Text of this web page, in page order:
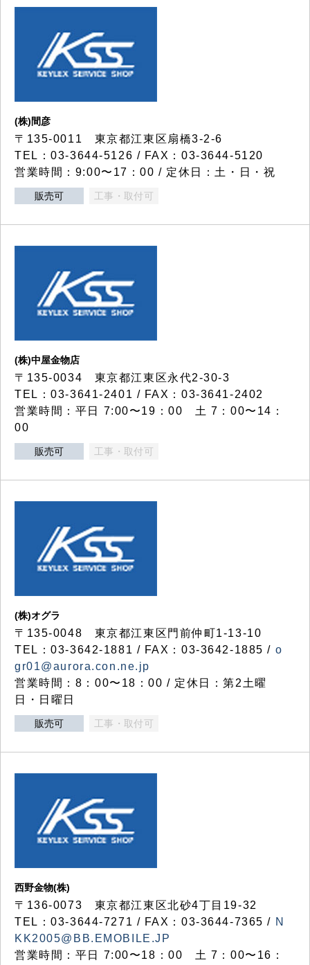
(株)間彦
〒135-0011 東京都江東区扇橋3-2-6
TEL：03-3644-5126 / FAX：03-3644-5120
営業時間：9:00〜17：00 / 定休日：土・日・祝
販売可 工事・取付可
(株)中屋金物店
〒135-0034 東京都江東区永代2-30-3
TEL：03-3641-2401 / FAX：03-3641-2402
営業時間：平日 7:00〜19：00 土 7：00〜14：
00
販売可 工事・取付可
(株)オグラ
〒135-0048 東京都江東区門前仲町1-13-10
TEL：03-3642-1881 / FAX：03-3642-1885 / o
gr01@aurora.con.ne.jp
営業時間：8：00〜18：00 / 定休日：第2土曜
日・日曜日
販売可 工事・取付可
西野金物(株)
〒136-0073 東京都江東区北砂4丁目19-32
TEL：03‐3644‐7271 / FAX：03-3644-7365 / N
KK2005@BB.EMOBILE.JP
営業時間：平日 7:00〜18：00 土 7：00〜16：